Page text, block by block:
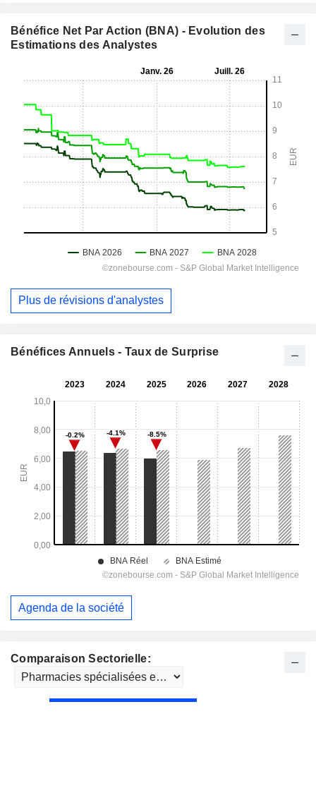
Comparaison Sectorielle:
Bénéfice Net Par Action (BNA) - Evolution des
Estimations des Analystes
Plus de révisions d'analystes
Bénéfices Annuels - Taux de Surprise
Agenda de la société